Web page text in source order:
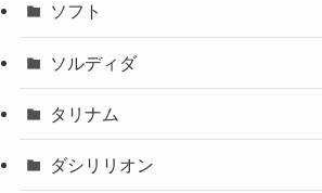
ソフト
ソルディダ
タリナム
ダシリリオン